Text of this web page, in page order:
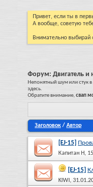
Привет, если ты в
А вообще, советую
Внимательно выбирай
Форум: Двигатель и
Непонятный шум или стук
здесь.
Обратите внимание, свап
Заголовок / Автор
[EJ-15]
Капитан Н,
[EJ-15]
KIWI ,